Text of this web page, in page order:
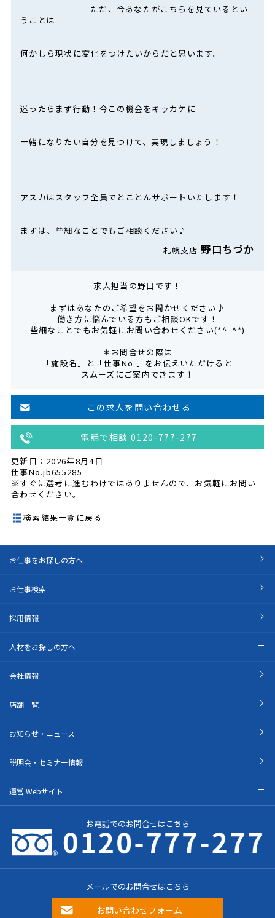
ただ、今あなたがこちらを見ているとい
うことは
何かしら現状に変化をつけたいからだと思います。
迷ったらまず行動！今この機会をキッカケに
一緒になりたい自分を見つけて、実現しましょう！
アスカはスタッフ全員でとことんサポートいたします！
まずは、些細なことでもご相談ください♪
札幌支店 野口ちづか
求人担当の野口です！
まずはあなたのご希望をお聞かせください♪
働き方に悩んでいる方もご相談OKです！
些細なことでもお気軽にお問い合わせください(*^_^*)
＊お問合せの際は
「施設名」と「仕事No.」をお伝えいただけると
スムーズにご案内できます！
この求人を問い合わせる
電話で相談 0120-777-277
更新日：2026年8月4日
仕事No.jb655285
※すぐに選考に進むわけではありませんので、お気軽にお問い
合わせください。
検索結果一覧に戻る
お仕事をお探しの方へ
お仕事検索
採用情報
人材をお探しの方へ
会社情報
店舗一覧
お知らせ・ニュース
説明会・セミナー情報
運営 Webサイト
お電話でのお問合せはこちら
メールでのお問合せはこちら
お問い合わせフォーム